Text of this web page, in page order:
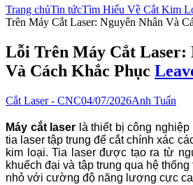
Trang chủTin tứcTìm Hiểu Về Cắt Kim
Trên Máy Cắt Laser: Nguyên Nhân Và
Lỗi Trên Máy Cắt Laser:
Và Cách Khắc Phục
Cắt Laser - CNC04/07/2026Anh Tuấn
Máy cắt laser là thiết bị công
tia laser tập trung để cắt chính xác
kim loại. Tia laser được tạo ra từ
khuếch đại và tập trung qua hệ
nhỏ với cường độ năng lượng cực